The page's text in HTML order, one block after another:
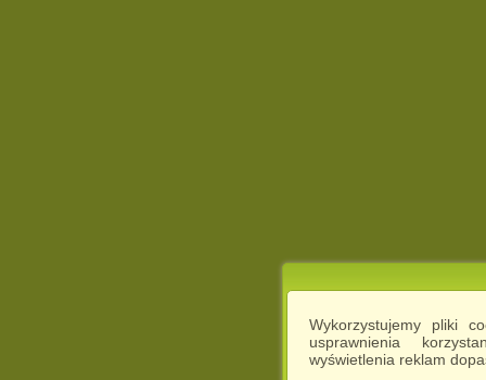
Wykorzystujemy pliki
usprawnienia
wyświetlenia reklam